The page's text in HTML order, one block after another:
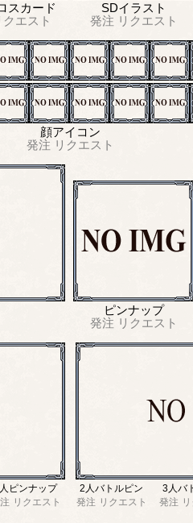
スカード
クエスト
SDイラスト
発注 リクエスト
顔アイコン
発注 リクエスト
ピンナップ
発注 リクエスト
ピンナップ
リクエスト
2人バトルピン
発注 リクエスト
3人バ
発注